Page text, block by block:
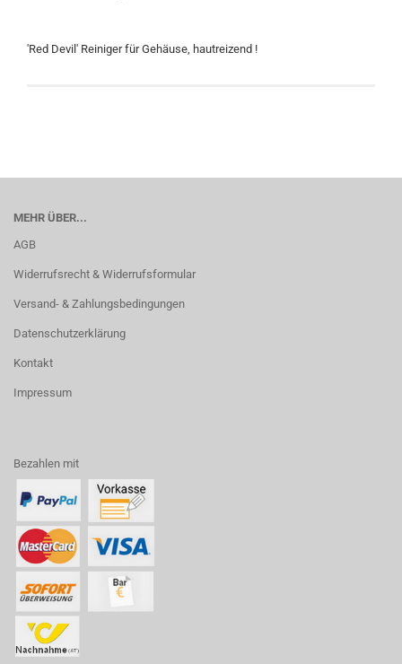
'Red Devil' Reiniger für Gehäuse, hautreizend !
MEHR ÜBER...
AGB
Widerrufsrecht & Widerrufsformular
Versand- & Zahlungsbedingungen
Datenschutzerklärung
Kontakt
Impressum
Bezahlen mit